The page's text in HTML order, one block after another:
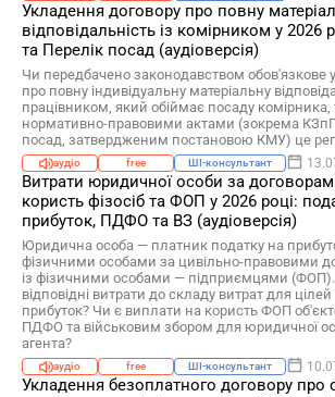
Укладення договору про повну
відповідальність із комірником у
та Перелік посад (аудіоверсія)
Чи передбачено законодавством обов'язкове
про повну індивідуальну матеріальну
працівником, який обіймає посаду
нормативно-правовими актами (зокрема
посад, затвердженим постановою КМУ) це
аудіо free ШІ-консультант
Витрати юридичної особи за
користь фізосіб та ФОП у 2026 році:
прибуток, ПДФО та ВЗ (аудіоверсія)
Юридична особа — платник податку на
фізичними особами за цивільно-правовими
із фізичними особами — підприємцями
відповідні витрати до складу витрат для
прибуток? Чи є виплати на користь ФОП
ПДФО та військовим збором для юридичної
агента?
аудіо free ШІ-консультант
Укладення безоплатного договору про